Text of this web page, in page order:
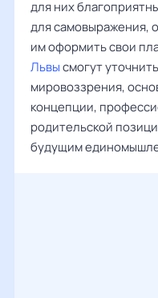
для них
для самовыражения,
им оформить свои
Львысмогут
мировоззрения,
концепции,
родительской
будущим